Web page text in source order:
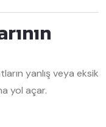
yanlış veya eksik
yol açar.